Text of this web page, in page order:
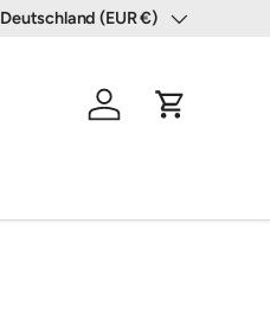
Land/Region
Deutschland (EUR €)
Einloggen